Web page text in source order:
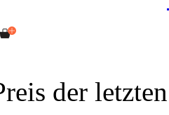
der